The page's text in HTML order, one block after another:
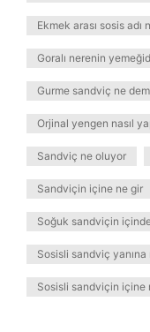
Ekmek arası sosis adı
Goralı nerenin
Gurme sandviç ne
Orjinal yengen nasıl
Sandviç ne oluyor
Sandviçin içine ne gir
Soğuk sandviçin
Sosisli sandviç yanına
Sosisli sandviçin içine